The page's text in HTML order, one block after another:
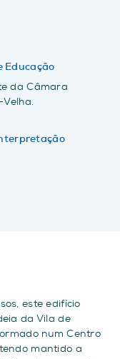
Educação
da Câmara
este edifício
da Vila de
num Centro
mantido a